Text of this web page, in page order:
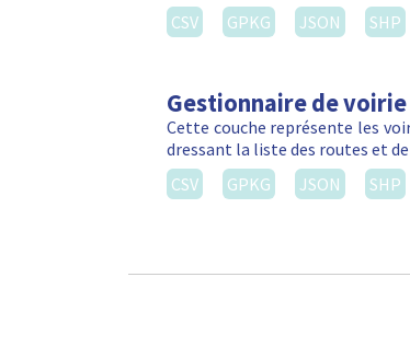
CSV
GPKG JSON SHP
Gestionnaire de voirie
Cette couche représente les
dressant la liste des routes et
CSV
GPKG JSON SHP